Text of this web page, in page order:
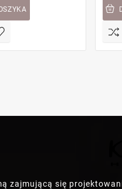
zajmującą się